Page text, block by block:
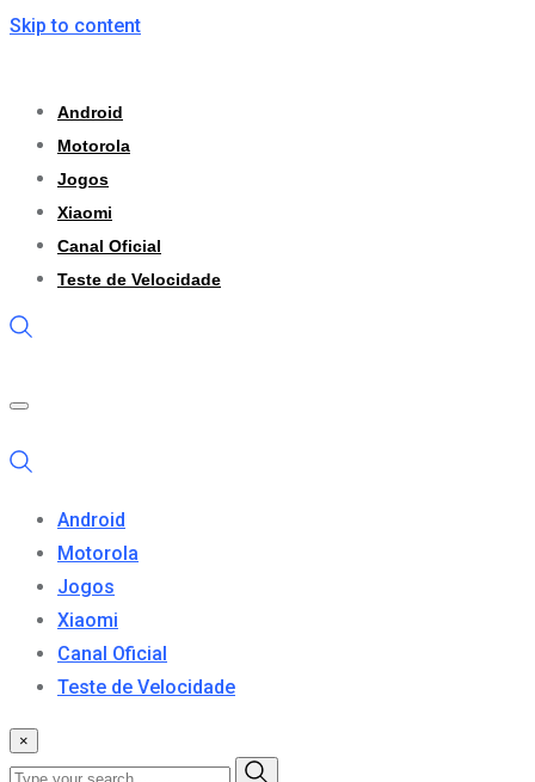
Skip to content
Android
Motorola
Jogos
Xiaomi
Canal Oficial
Teste de Velocidade
Android
Motorola
Jogos
Xiaomi
Canal Oficial
Teste de Velocidade
×